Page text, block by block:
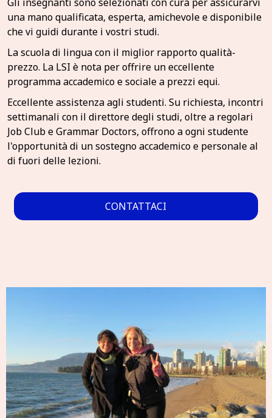
una mano qualificata, esperta, amichevole e disponibile
che vi guidi durante i vostri studi.
La scuola di lingua con il miglior rapporto qualità-
prezzo. La LSI è nota per offrire un eccellente
programma accademico e sociale a prezzi equi.
Eccellente assistenza agli studenti. Su richiesta, incontri
settimanali con il direttore degli studi, oltre a regolari
Job Club e Grammar Doctors, offrono a ogni studente
l'opportunità di un sostegno accademico e personale al
di fuori delle lezioni.
CONTATTACI